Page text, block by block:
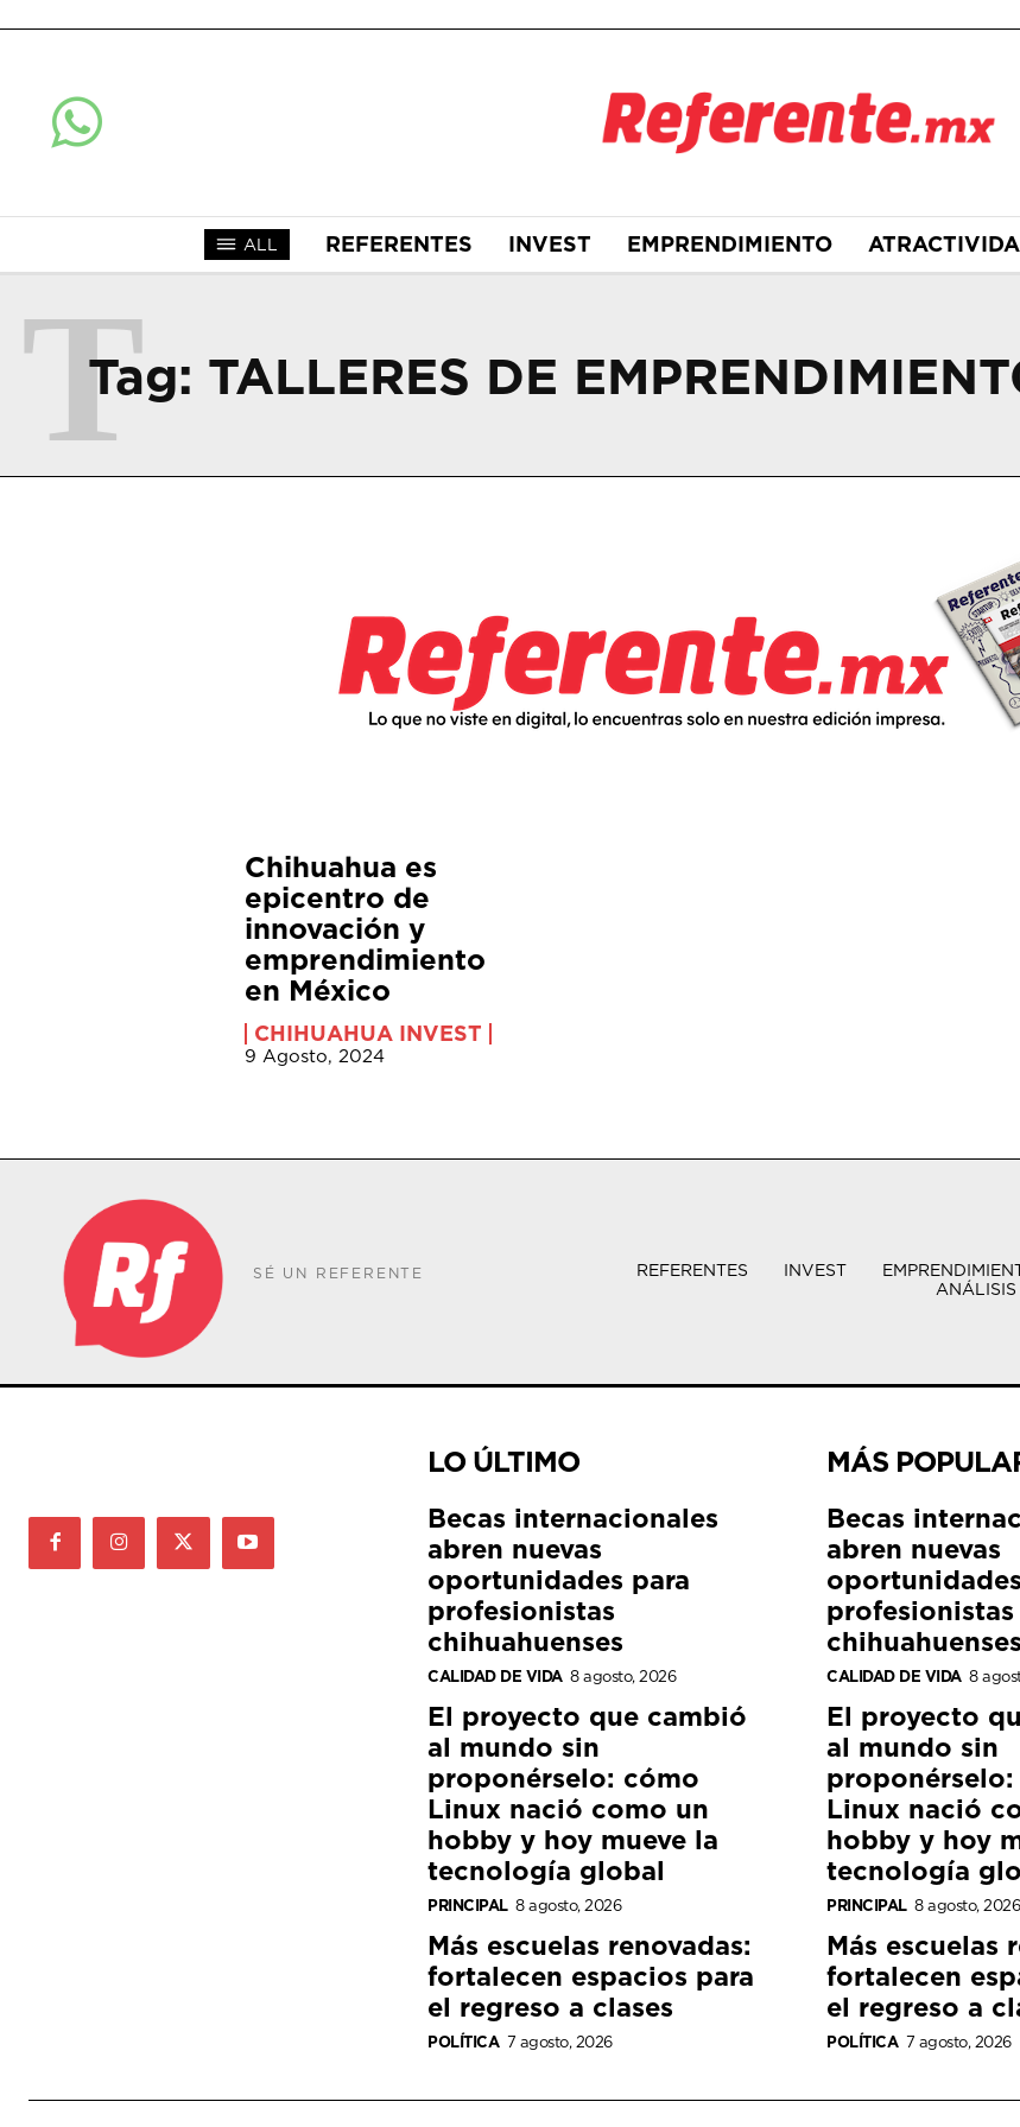
ALL REFERENTES INVEST EMPRENDIMIENTO
Tag: TALLERES DE
T
Chihuahua es
epicentro de
innovación y
emprendimiento
en México
CHIHUAHUA INVEST
9 Agosto, 2024
SÉ UN REFERENTE REFERENTES INVEST
LO ÚLTIMO
Becas internacionales
abren nuevas
oportunidades para
profesionistas
chihuahuenses
CALIDAD DE VIDA 8 agosto, 2026
El proyecto que cambió
al mundo sin
proponérselo: cómo
Linux nació como un
hobby y hoy mueve la
tecnología global
PRINCIPAL 8 agosto, 2026
Más escuelas renovadas:
fortalecen espacios para
el regreso a clases
POLÍTICA 7 agosto, 2026
MÁS
Becas
abren nuevas
profesionistas
chihuahuenses
CALIDAD DE VIDA 8
El proyecto
al mundo sin
Linux nació
hobby y hoy
tecnología
PRINCIPAL 8 agosto, 2026
Más escuelas
fortalecen
el regreso a
POLÍTICA 7 agosto, 2026